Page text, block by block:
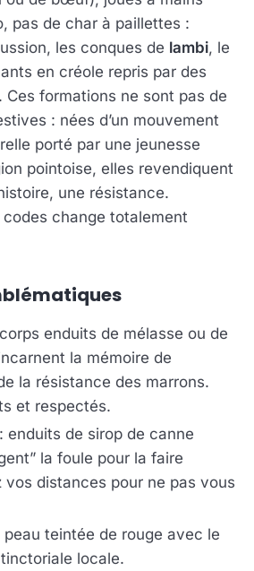
pas de char à paillettes :
les conques de lambi, le
en créole repris par des
Ces formations ne sont pas de
: nées d’un mouvement
porté par une jeunesse
pointoise, elles revendiquent
une résistance.
codes change totalement
enduits de mélasse ou de
la mémoire de
la résistance des marrons.
et respectés.
: enduits de sirop de canne
la foule pour la faire
vos distances pour ne pas vous
peau teintée de rouge avec le
locale.